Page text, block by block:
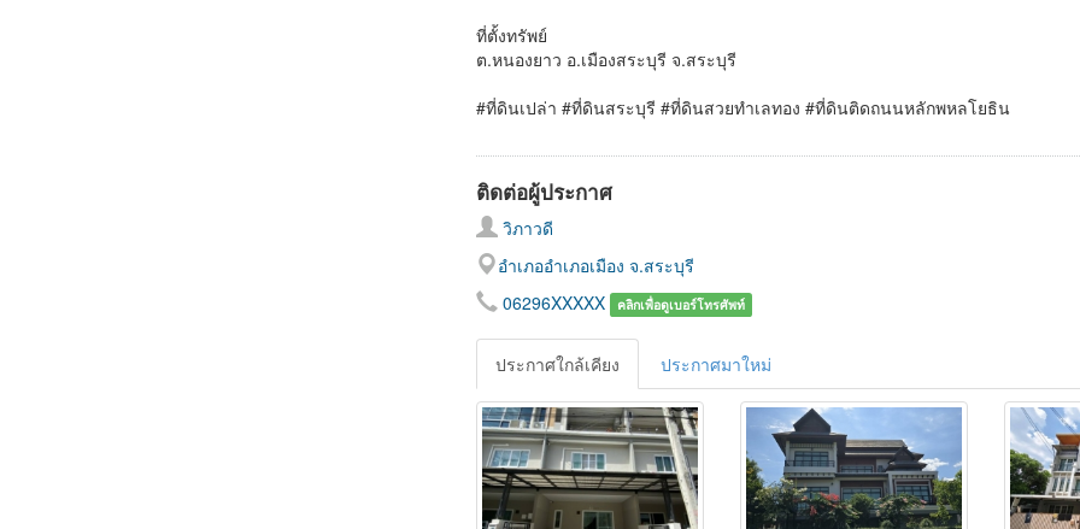
ที่ตั้งทรัพย์
ต.หนองยาว อ.เมืองสระบุรี จ.สระบุรี
#ที่ดินเปล่า #ที่ดินสระบุรี #ที่ดินสวยทำเลทอง #ที่ดินติดถนนหลักพหลโยธิน
ติดต่อผู้ประกาศ
วิภาวดี
อำเภออำเภอเมือง จ.สระบุรี
06296XXXXX
คลิกเพื่อดูเบอร์โทรศัพท์
ประกาศใกล้เคียง ประกาศมาใหม่